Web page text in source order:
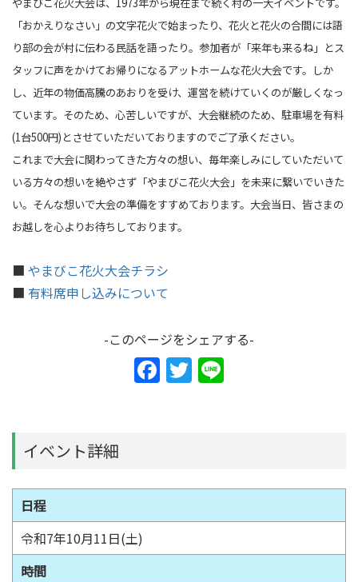
「おかえりなさい」の文字花火で始まったり、花火と花火の合間には語
り部の会が村に伝わる民話を語ったり。参加者が「来年も来るね」とス
タッフに声をかけてお帰りになるアットホームな花火大会です。しか
し、近年の物価高騰のあおりを受け、運営を続けていくのが厳しくなっ
ています。そのため、心苦しいですが、大会継続のため、駐車場を有料
(1台500円)とさせていただいておりますのでご了承ください。
これまで大会に関わってきた方々の想い、毎年楽しみにしていただいて
いる方々の想いを絶やさず「やまびこ花火大会」を未来に繋いでいきた
い。そんな想いで大会の準備をすすめております。大会当日、皆さまの
お越しを心よりお待ちしております。
■ やまびこ花火大会チラシ
■ 有料席申し込みについて
-このページをシェアする-
F
o
o
k
T
イベント詳細
日程
令和7年10月11日(土)
時間